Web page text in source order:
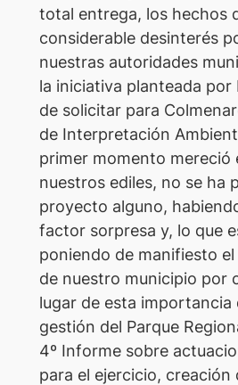
total entrega, los hechos
considerable desinterés
nuestras autoridades
la iniciativa planteada por
de solicitar para
de Interpretación
primer momento mereció
nuestros ediles, no se ha
proyecto alguno,
factor sorpresa y, lo que
poniendo de manifiesto
de nuestro municipio por
lugar de esta importancia
gestión del Parque
4º Informe sobre
para el ejercicio, creación